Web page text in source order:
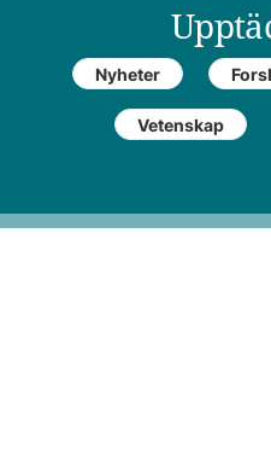
Nyheter
Vetenskap